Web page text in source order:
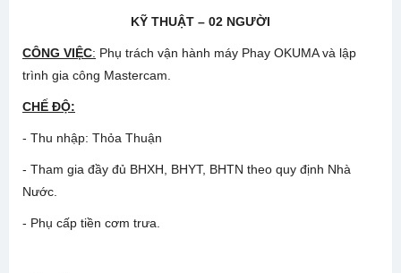
KỸ THUẬT – 02 NGƯỜI
CÔNG VIỆC: Phụ trách vận hành máy Phay OKUMA và lập
trình gia công Mastercam.
CHẾ ĐỘ:
- Thu nhập: Thỏa Thuận
- Tham gia đầy đủ BHXH, BHYT, BHTN theo quy định Nhà
Nước.
- Phụ cấp tiền cơm trưa.